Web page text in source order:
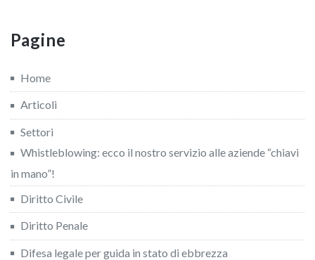
Pagine
Home
Articoli
Settori
Whistleblowing: ecco il nostro servizio alle aziende “chiavi
in mano”!
Diritto Civile
Diritto Penale
Difesa legale per guida in stato di ebbrezza